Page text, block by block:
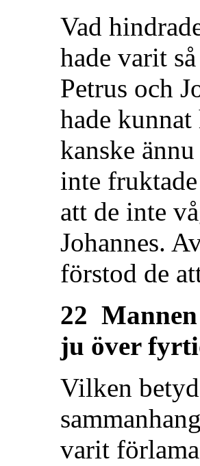
Vad
hade varit
Petrus och
hade
kanske
inte
att de inte
Johannes.
förstod de
22 Mannen
ju över
Vilken
varit